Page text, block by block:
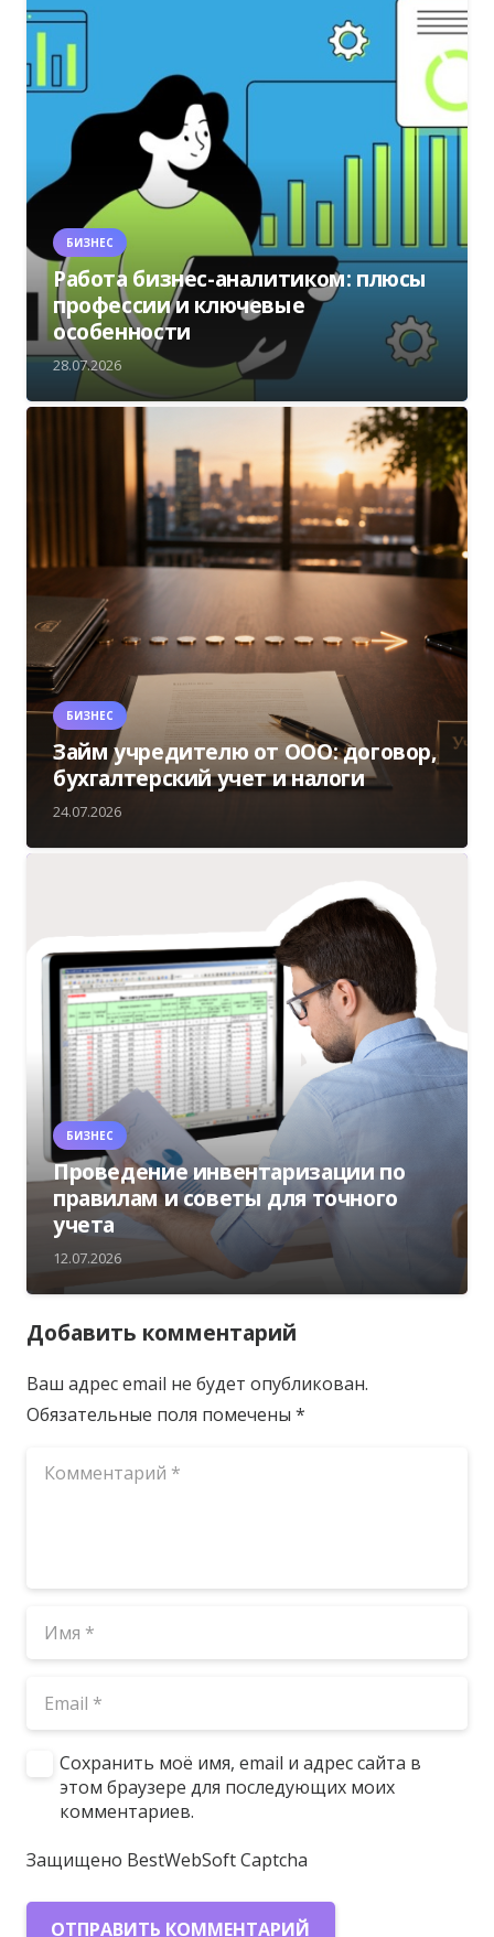
БИЗНЕС
Работа бизнес-аналитиком: плюсы
профессии и ключевые
особенности
28.07.2026
БИЗНЕС
Займ учредителю от ООО: договор,
бухгалтерский учет и налоги
24.07.2026
БИЗНЕС
Проведение инвентаризации по
правилам и советы для точного
учета
12.07.2026
Добавить комментарий
Ваш адрес email не будет опубликован.
Обязательные поля помечены *
Сохранить моё имя, email и адрес сайта в
этом браузере для последующих моих
комментариев.
Защищено BestWebSoft Captcha
ОТПРАВИТЬ КОММЕНТАРИЙ